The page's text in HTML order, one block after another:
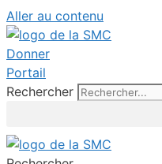
Aller au contenu
Donner
Portail
Rechercher